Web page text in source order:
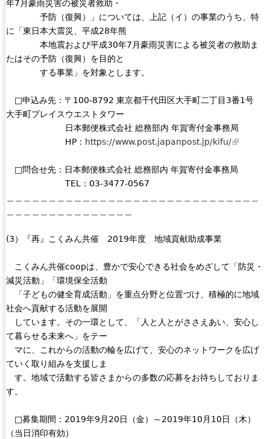
年7月豪雨災害の被災者救助・
予防（復興）」については、上記（イ）の事業のうち、特
に「東日本大震災、平成28年熊
本地震および平成30年7月豪雨災害による被災者の救助ま
たはその予防（復興）を目的と
する事業」を対象とします。
□申込み先：〒100-8792 東京都千代田区大手町二丁目3番1号
大手町プレイスウエストタワー
日本郵便株式会社 総務部内 年賀寄付金事務局
HP： https://www.post.japanpost.jp/kifu/(
i
r
a
)
□問合せ先：日本郵便株式会社 総務部内 年賀寄付金事務局
TEL：03-3477-0567
(3）『再』こくみん共催 2019年度 地域貢献助成事業
こくみん共催coopは、豊かで安心できる社会をめざして「防災・
減災活動」「環境保全活動
「子どもの健全育成活動」を重点分野と位置づけ、積極的に地域
社会へ貢献する活動を展開
しています。その一環として、「人と人とがささえあい、安心し
て暮らせる未来へ」をテー
マに、これからの活動の輪を広げて、安心のネットワークを広げ
ていく取り組みを支援しま
す。地域で活動する皆さまからの多数の応募をお待ちしておりま
す。
□募集期間：2019年9月20日（金）～2019年10月10日（木）
（当日消印有効）